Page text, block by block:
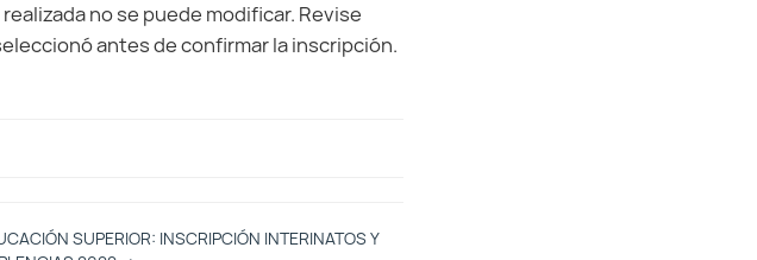
no se puede modificar. Revise
antes de confirmar la inscripción.
SUPERIOR: INSCRIPCIÓN INTERINATOS Y